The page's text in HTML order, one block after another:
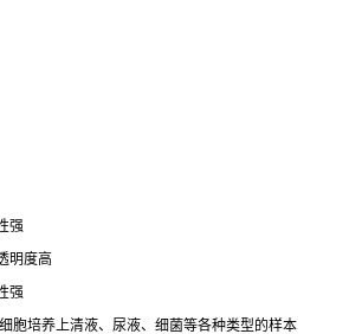
强
明度高
强
胞培养上清液、尿液、细菌等各种类型的样本